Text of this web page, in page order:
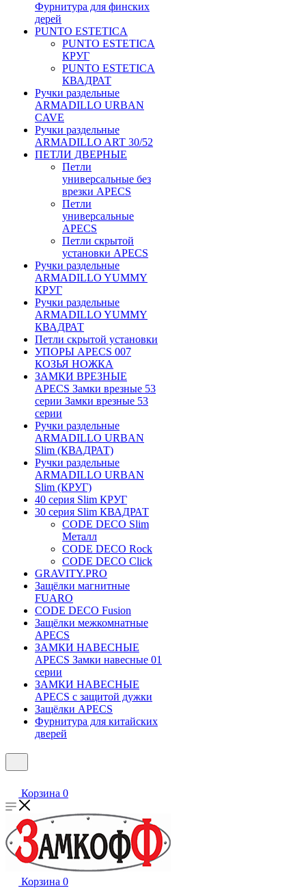
Фурнитура для финских
дерей
PUNTO ESTETICA
PUNTO ESTETICA
КРУГ
PUNTO ESTETICA
КВАДРАТ
Ручки раздельные
ARMADILLO URBAN
CAVE
Ручки раздельные
ARMADILLO ART 30/52
ПЕТЛИ ДВЕРНЫЕ
Петли
универсальные без
врезки APECS
Петли
универсальные
APECS
Петли скрытой
установки APECS
Ручки раздельные
ARMADILLO YUMMY
КРУГ
Ручки раздельные
ARMADILLO YUMMY
КВАДРАТ
Петли скрытой установки
УПОРЫ APECS 007
КОЗЬЯ НОЖКА
ЗАМКИ ВРЕЗНЫЕ
APECS Замки врезные 53
серии Замки врезные 53
серии
Ручки раздельные
ARMADILLO URBAN
Slim (КВАДРАТ)
Ручки раздельные
ARMADILLO URBAN
Slim (КРУГ)
40 серия Slim КРУГ
30 серия Slim КВАДРАТ
CODE DECO Slim
Металл
CODE DECO Rock
CODE DECO Click
GRAVITY.PRO
Защёлки магнитные
FUARO
CODE DECO Fusion
Защёлки межкомнатные
APECS
ЗАМКИ НАВЕСНЫЕ
APECS Замки навесные 01
серии
ЗАМКИ НАВЕСНЫЕ
APECS с защитой дужки
Защёлки APECS
Фурнитура для китайских
дверей
Корзина 0
Корзина 0